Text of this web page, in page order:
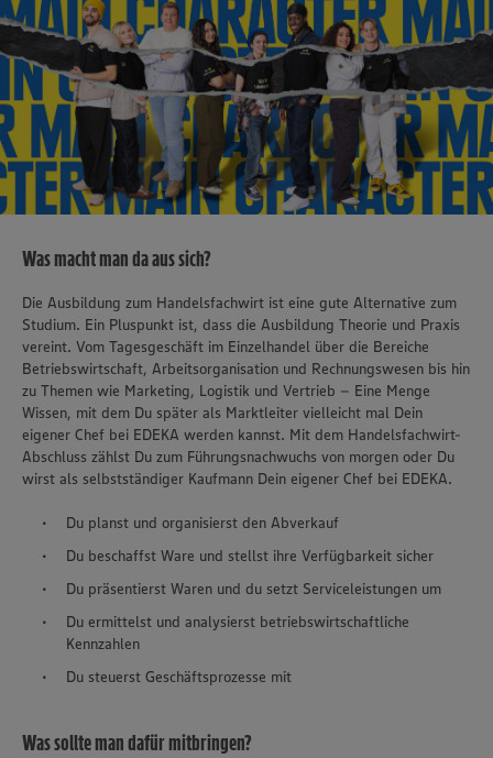
Was macht man da aus sich?
Die Ausbildung zum Handelsfachwirt ist eine gute Alternative zum
Studium. Ein Pluspunkt ist, dass die Ausbildung Theorie und Praxis
vereint. Vom Tagesgeschäft im Einzelhandel über die Bereiche
Betriebswirtschaft, Arbeitsorganisation und Rechnungswesen bis hin
zu Themen wie Marketing, Logistik und Vertrieb – Eine Menge
Wissen, mit dem Du später als Marktleiter vielleicht mal Dein
eigener Chef bei EDEKA werden kannst. Mit dem Handelsfachwirt-
Abschluss zählst Du zum Führungsnachwuchs von morgen oder Du
wirst als selbstständiger Kaufmann Dein eigener Chef bei EDEKA.
Du planst und organisierst den Abverkauf
Du beschaffst Ware und stellst ihre Verfügbarkeit sicher
Du präsentierst Waren und du setzt Serviceleistungen um
Du ermittelst und analysierst betriebswirtschaftliche
Kennzahlen
Du steuerst Geschäftsprozesse mit
Was sollte man dafür mitbringen?